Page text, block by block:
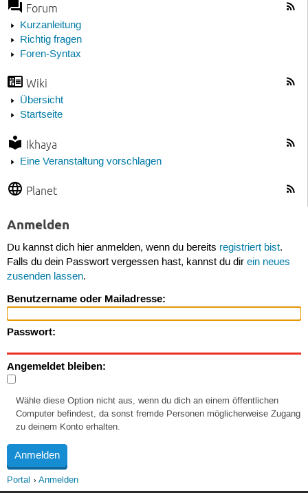
Forum
Kurzanleitung
Richtig fragen
Foren-Syntax
Wiki
Übersicht
Startseite
Ikhaya
Eine Veranstaltung vorschlagen
Planet
Anmelden
Du kannst dich hier anmelden, wenn du bereits registriert bist.
Falls du dein Passwort vergessen hast, kannst du dir ein neues
zusenden lassen.
Benutzername oder Mailadresse:
Passwort:
Angemeldet bleiben:
Wähle diese Option nicht aus, wenn du dich an einem öffentlichen
Computer befindest, da sonst fremde Personen möglicherweise Zugang
zu deinem Konto erhalten.
Portal Anmelden